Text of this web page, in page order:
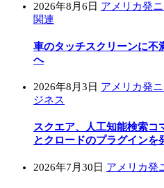
2026年8月6日 アメリカ発
関連
車のタッチスクリーンに不
へ
2026年8月3日 アメリカ発
ジネス
スクエア、人工知能検索コ
とクロードのプラグインを
2026年7月30日 アメリカ発